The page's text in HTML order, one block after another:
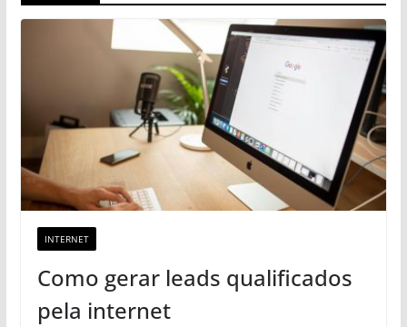
INTERNET
Como gerar leads qualificados
pela internet